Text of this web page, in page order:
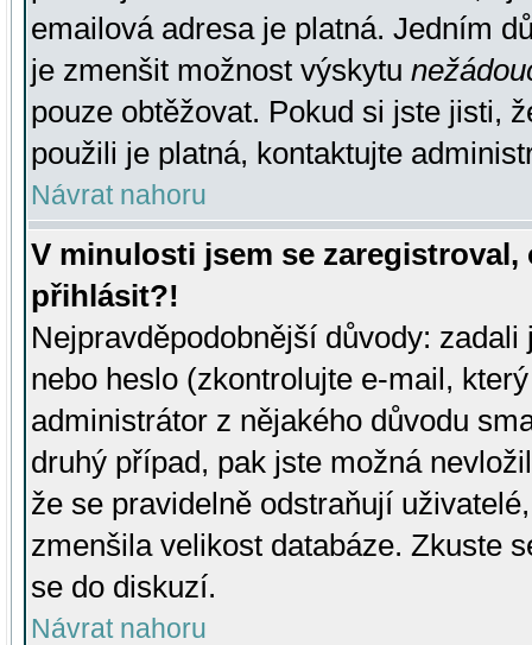
emailová adresa je platná. Jedním
je zmenšit možnost výskytu
pouze obtěžovat. Pokud si jste jisti,
použili je platná, kontaktujte
Návrat nahoru
V minulosti jsem se
přihlásit?!
Nejpravděpodobnější důvody:
nebo heslo (zkontrolujte e-mail,
administrátor z nějakého důvodu
druhý případ, pak jste možná
že se pravidelně odstraňují
zmenšila velikost databáze. Zkuste
se do diskuzí.
Návrat nahoru